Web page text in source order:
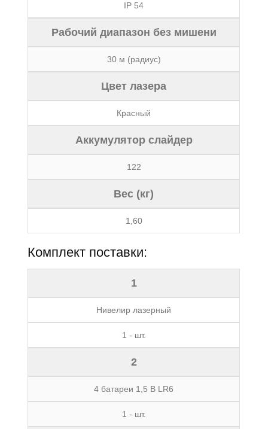
IP 54
Рабочий диапазон без мишени
30 м (радиус)
Цвет лазера
Красный
Аккумулятор слайдер
122
Вес (кг)
1,60
Комплект поставки:
1
Нивелир лазерный
1 - шт.
2
4 батареи 1,5 В LR6
1 - шт.